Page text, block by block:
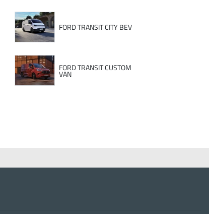
FORD TRANSIT CITY BEV
FORD TRANSIT CUSTOM
VAN